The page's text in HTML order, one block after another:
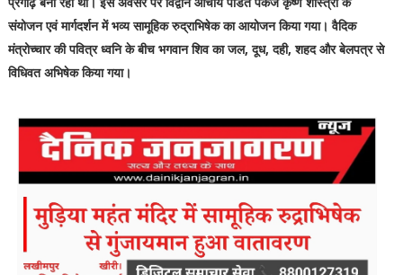
संयोजन एवं मार्गदर्शन में भव्य सामूहिक रुद्राभिषेक का आयोजन किया गया। वैदिक
मंत्रोच्चार की पवित्र ध्वनि के बीच भगवान शिव का जल, दूध, दही, शहद और बेलपत्र से
विधिवत अभिषेक किया गया।